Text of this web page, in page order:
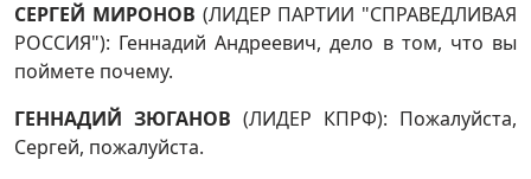
СЕРГЕЙ МИРОНОВ (ЛИДЕР ПАРТИИ "СПРАВЕДЛИВАЯ
РОССИЯ"): Геннадий Андреевич, дело в том, что вы
поймете почему.
ГЕННАДИЙ ЗЮГАНОВ (ЛИДЕР КПРФ): Пожалуйста,
Сергей, пожалуйста.